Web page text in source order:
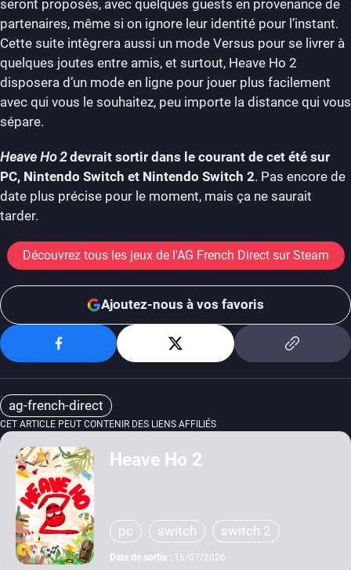
seront proposés, avec quelques guests en provenance de
partenaires, même si on ignore leur identité pour l’instant.
Cette suite intègrera aussi un mode Versus pour se livrer à
quelques joutes entre amis, et surtout, Heave Ho 2
disposera d’un mode en ligne pour jouer plus facilement
avec qui vous le souhaitez, peu importe la distance qui vous
sépare.
Heave Ho 2devrait sortir dans le courant de cet été sur
PC, Nintendo Switch et Nintendo Switch 2. Pas encore de
date plus précise pour le moment, mais ça ne saurait
tarder.
Découvrez tous les jeux de l'AG French Direct sur Steam
Ajoutez-nous à vos favoris
ag-french-direct
CET ARTICLE PEUT CONTENIR DES LIENS AFFILIÉS
Heave Ho 2
pc switch switch 2
Date de sortie : 16/07/2026